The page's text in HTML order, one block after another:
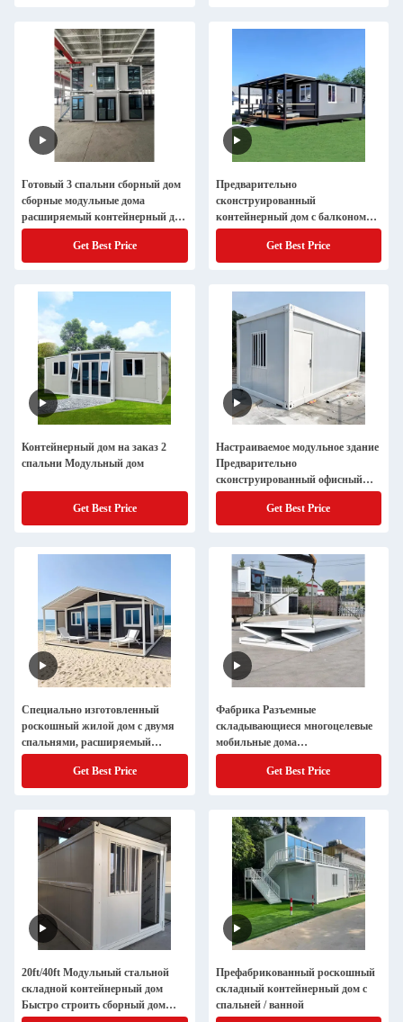
Готовый 3 спальни сборный дом
сборные модульные дома
расширяемый контейнерный дом
крошечные дома
Get Best Price
Предварительно
сконструированный
контейнерный дом с балконом
для трех спален
Get Best Price
Контейнерный дом на заказ 2
спальни Модульный дом
Get Best Price
Настраиваемое модульное здание
Предварительно
сконструированный офисный
дизайн Разъемный плоский
контейнерный дом
Get Best Price
Специально изготовленный
роскошный жилой дом с двумя
спальнями, расширяемый
контейнер
Get Best Price
Фабрика Разъемные
складывающиеся многоцелевые
мобильные дома
Префабрикованные контейнеры
Префабрикованные модульные
дома
Get Best Price
20ft/40ft Модульный стальной
складной контейнерный дом
Быстро строить сборный дом
Префабрикованный роскошный
складный контейнерный дом с
спальней / ванной